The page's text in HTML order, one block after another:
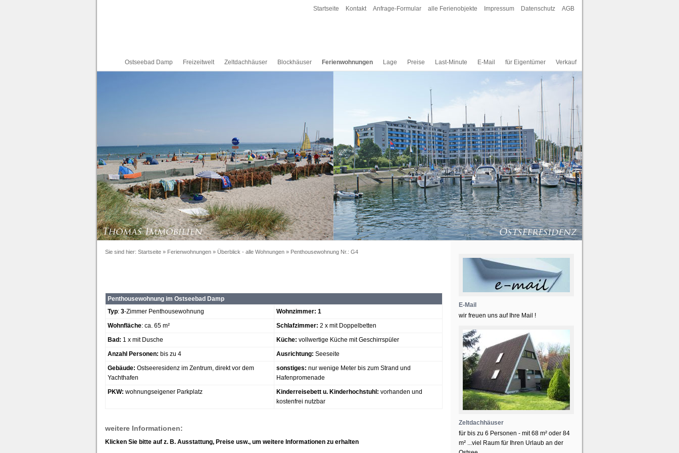
Startseite Kontakt Anfrage-Formular alle Ferienobjekte Impressum Datenschutz AGB
Ostseebad Damp Freizeitwelt Zeltdachhäuser Blockhäuser Ferienwohnungen Lage Preise Last-Minute E-Mail für Eigentümer Verkauf
Sie sind hier: Startseite » Ferienwohnungen » Überblick - alle Wohnungen » Penthousewohnung Nr.: G4
Penthousewohnung im Ostseebad Damp
Typ: 3-Zimmer Penthousewohnung
Wohnzimmer: 1
Wohnfläche: ca. 65 m² Schlafzimmer: 2 x mit Doppelbetten
Bad: 1 x mit Dusche Küche: vollwertige Küche mit Geschirrspüler
Anzahl Personen: bis zu 4 Ausrichtung: Seeseite
Gebäude: Ostseeresidenz im Zentrum, direkt vor dem
Yachthafen
sonstiges: nur wenige Meter bis zum Strand und
Hafenpromenade
PKW: wohnungseigener Parkplatz Kinderreisebett u. Kinderhochstuhl: vorhanden und
kostenfrei nutzbar
weitere Informationen:
Klicken Sie bitte auf z. B. Ausstattung, Preise usw., um weitere Informationen zu erhalten
E-Mail
wir freuen uns auf Ihre Mail !
Zeltdachhäuser
für bis zu 6 Personen - mit 68 m² oder 84
m² ...viel Raum für Ihren Urlaub an der